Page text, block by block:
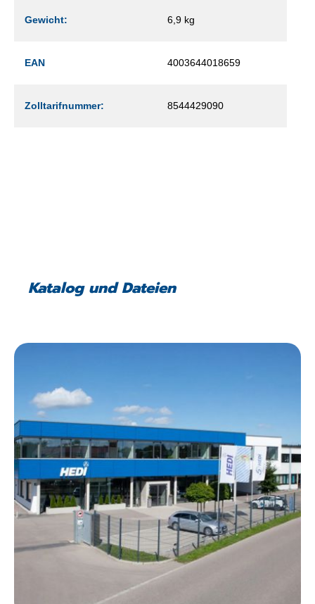
Gewicht: 6,9 kg
EAN 4003644018659
Zolltarifnummer: 8544429090
Katalog und Dateien